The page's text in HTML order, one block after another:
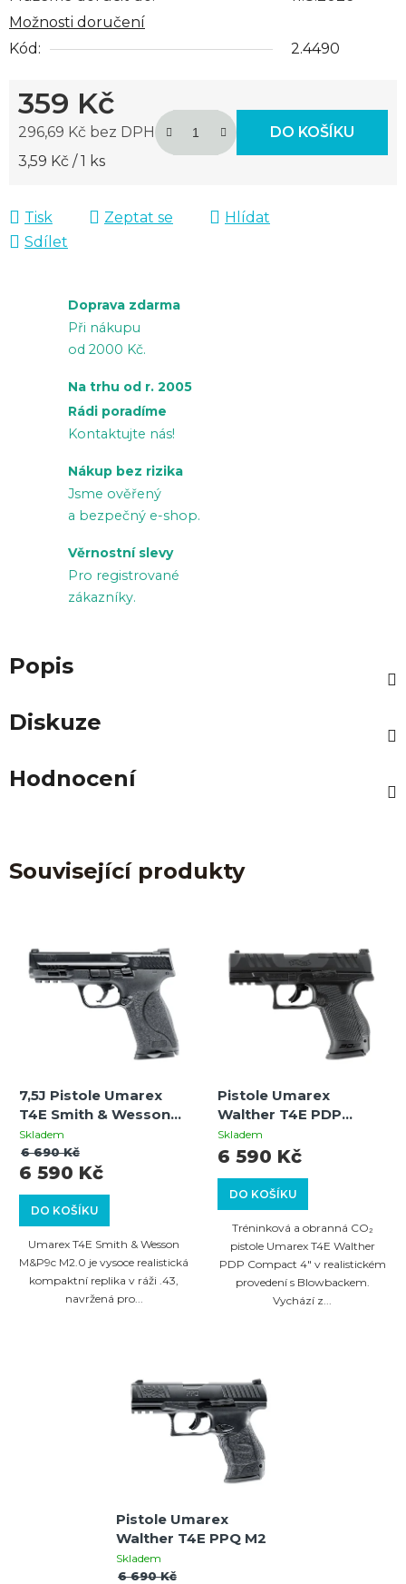
Možnosti doručení
Kód:
2.4490
359 Kč
296,69 Kč bez DPH
Měrná cena:
3,59 Kč / 1 ks
DO KOŠÍKU
Tisk Zeptat se
Hlídat
Sdílet
Doprava zdarma
Při nákupu
od 2000 Kč.
Na trhu od r. 2005
Rádi poradíme
Kontaktujte nás!
Nákup bez rizika
Jsme ověřený
a bezpečný e-shop.
Věrnostní slevy
Pro registrované
zákazníky.
Popis
Diskuze
Hodnocení
Související produkty
7,5J Pistole Umarex
T4E Smith & Wesson
M&P9c M2.0 –
kompaktní tréninková
zbraň
Skladem
DO KOŠÍKU
6 590 Kč
6 690 Kč
Umarex T4E Smith & Wesson
M&P9c M2.0 je vysoce realistická
kompaktní replika v ráži .43,
navržená pro...
Pistole Umarex
Walther T4E PDP
Compact 4" | CO₂ |
Blowback | Cal.43 | 8
Skladem
DO KOŠÍKU
6 590 Kč
Tréninková a obranná CO₂
pistole Umarex T4E Walther
PDP Compact 4" v realistickém
provedení s Blowbackem.
Vychází z...
Pistole Umarex
Walther T4E PPQ M2
Skladem
6 690 Kč